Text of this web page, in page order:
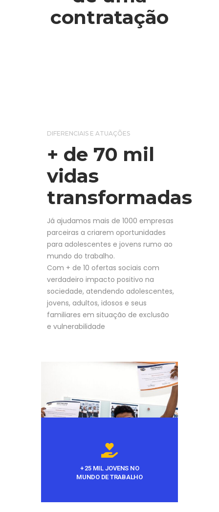
contratação
DIFERENCIAIS E ATUAÇÕES
+ de 70 mil
vidas
transformadas
Já ajudamos mais de 1000 empresas
parceiras a criarem oportunidades
para adolescentes e jovens rumo ao
mundo do trabalho.
Com + de 10 ofertas sociais com
verdadeiro impacto positivo na
sociedade, atendendo adolescentes,
jovens, adultos, idosos e seus
familiares em situação de exclusão
e vulnerabilidade
+ 25 MIL JOVENS NO
MUNDO DE TRABALHO